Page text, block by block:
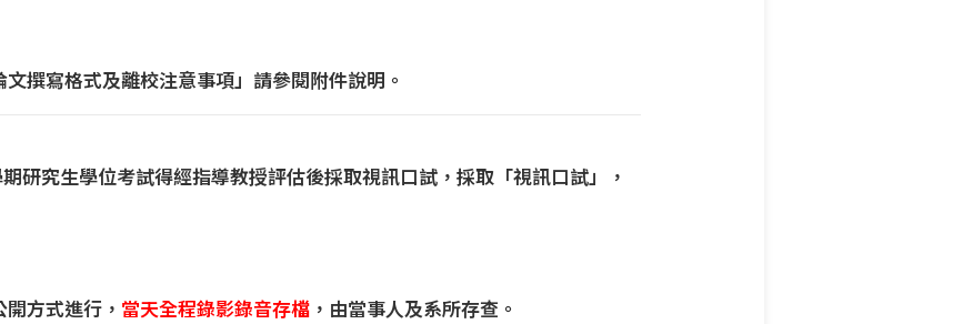
文撰寫格式及離校注意事項」請參閱附件說明。
研究生學位考試得經指導教授評估後採取視訊口試，採取「視訊口試」，
方式進行， 當天全程錄影錄音存檔 ，由當事人及系所存查。